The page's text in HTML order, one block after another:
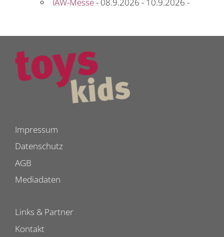
Impressum
Datenschutz
AGB
Mediadaten
Links & Partner
Kontakt